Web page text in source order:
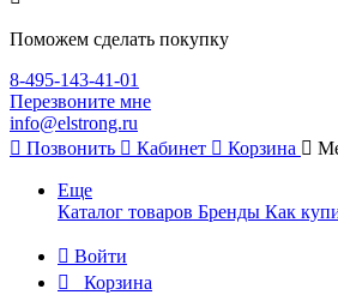
Поможем сделать покупку
8-495-143-41-01
Перезвоните мне
info@elstrong.ru
Позвонить
Кабинет Корзина
Еще
Каталог товаров Бренды Как
Войти
Корзина